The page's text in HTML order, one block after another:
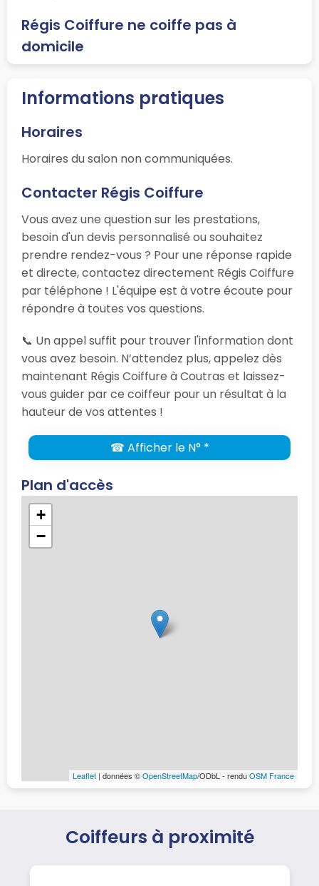
Régis Coiffure ne coiffe pas à
domicile
Informations pratiques
Horaires
Horaires du salon non communiquées.
Contacter Régis Coiffure
Vous avez une question sur les prestations,
besoin d'un devis personnalisé ou souhaitez
prendre rendez-vous ? Pour une réponse rapide
et directe, contactez directement Régis Coiffure
par téléphone ! L'équipe est à votre écoute pour
répondre à toutes vos questions.
📞 Un appel suffit pour trouver l'information dont
vous avez besoin. N’attendez plus, appelez dès
maintenant Régis Coiffure à Coutras et laissez-
vous guider par ce coiffeur pour un résultat à la
hauteur de vos attentes !
☎ Afficher le N° *
Plan d'accès
+
−
Leaflet | données ©OpenStreetMap/ODbL - renduOSM France
Coiffeurs à proximité